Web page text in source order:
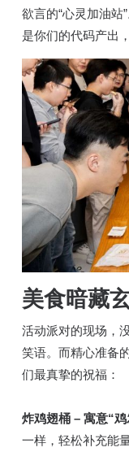
欲言的“心灵加油站
是你们的代码产出
美食暗藏
活动派对的现场，
笑语。而精心准备
们最真挚的祝福：
炸鸡翅桶 – 寓意“鸡
一样，轻松补充能